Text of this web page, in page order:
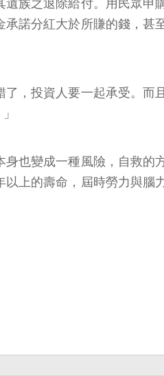
諾分紅大於所賺的錢，
上的壽命，屆時勞力與